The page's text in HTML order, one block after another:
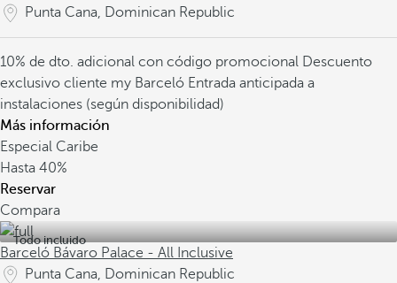
Punta Cana, Dominican Republic
10% de dto. adicional con código promocional Descuento
exclusivo cliente my Barceló Entrada anticipada a
instalaciones (según disponibilidad)
Más información
Especial Caribe
Hasta 40%
Reservar
Compara
Todo incluido
Barceló Bávaro Palace - All Inclusive
Punta Cana, Dominican Republic